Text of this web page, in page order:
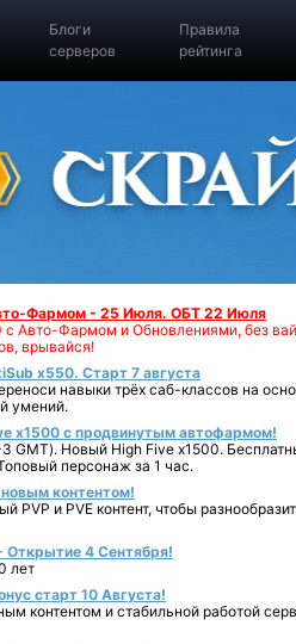
Блоги
серверов
Правила
рейтинга
Фармом - 25 Июля. ОБТ 22 Июля
с Авто-Фармом и Обновлениями, без
врывайся!
x550. Старт 7 августа
навыки трёх саб-классов на
умений.
x1500 с продвинутым автофармом!
Новый High Five x1500.
персонаж за 1 час.
контентом!
и PVE контент, чтобы
Открытие 4 Сентября!
лет
старт 10 Августа!
контентом и стабильной работой